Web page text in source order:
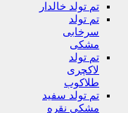
تم تولد خالدار
تم تولد
سرخابی
مشکی
تم تولد
لاکچری
طلاکوب
تم تولد سفید
مشکی نقره